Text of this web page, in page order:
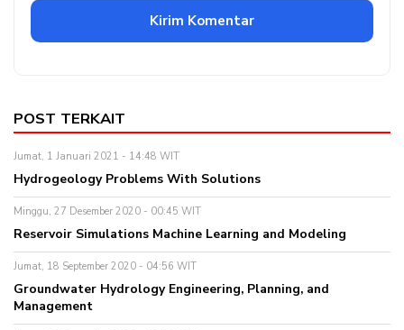
POST TERKAIT
Jumat, 1 Januari 2021 - 14:48 WIT
Hydrogeology Problems With Solutions
Minggu, 27 Desember 2020 - 00:45 WIT
Reservoir Simulations Machine Learning and Modeling
Jumat, 18 September 2020 - 04:56 WIT
Groundwater Hydrology Engineering, Planning, and
Management